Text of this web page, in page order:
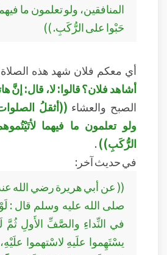
المنافقين، ولو تعلمون ما
حَبْوا على الرُّكَبِ. ))
أي معكم فلان شهد هذه
أشاهد فلان؟ قالوا: لا، قال: إنَّ
الصبح والعشاء ((أثقلُ
ولو تعلمون ما فيهما
الرُّكَبِ)).
في حديث آخر:
(( عن أبي هريرة رضي الله
صلى الله عليه وسلم قال :
في النِّداءِ والصَّفِّ الأَولِ ثُمَّ
يسْتَهِموا علَيهِ لاسْتهموا